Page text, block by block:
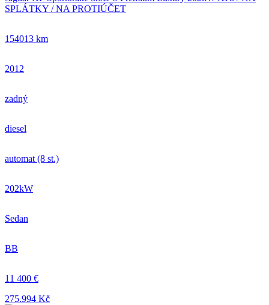
SPLÁTKY / NA PROTIÚČET
154013 km
2012
zadný
diesel
automat (8 st.)
202kW
Sedan
BB
11 400 €
275.994 Kč